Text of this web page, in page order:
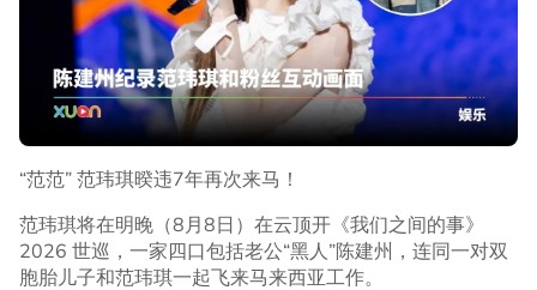
“范范” 范玮琪暌违7年再次来马！
范玮琪将在明晚（8月8日）在云顶开《我们之间的事》
2026 世巡，一家四口包括老公“黑人”陈建州，连同一对双
胞胎儿子和范玮琪一起飞来马来西亚工作。